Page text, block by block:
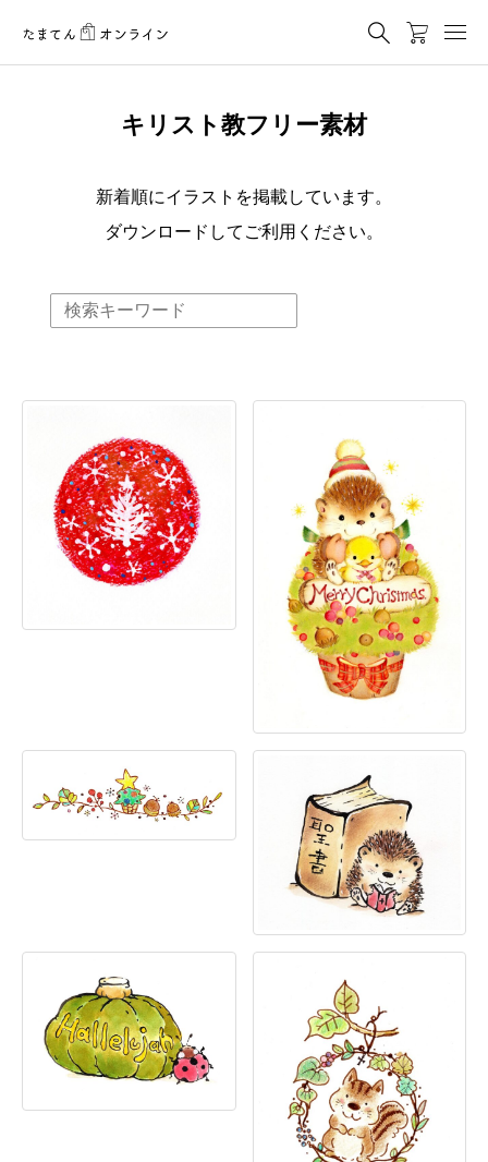
キリスト教フリー素材
新着順にイラストを掲載しています。
ダウンロードしてご利用ください。